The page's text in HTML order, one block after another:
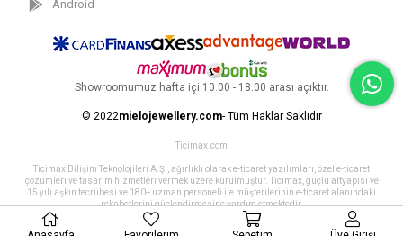
Android
Showroomumuz hafta içi 10.00 - 18.00 arası açıktır.
© 2022mielojewellery.com- Tüm Haklar Saklıdır
Ticimax.com
Ticimax Bilişim Teknolojileri A.Ş., ağırlıklı olarak e-ticaret yazılımları, özel e-ticaret
çözümleri ve tasarım hizmetleri vermek üzere kurulmuştur. Ticimax, güçlü altyapısı ve
15 yılı aşkın tecrübesi ve 180+ uzman personeli ile müşterilerinin e-ticaret alanındaki
rekabetlerini güçlendirmesine yardım etmektedir.